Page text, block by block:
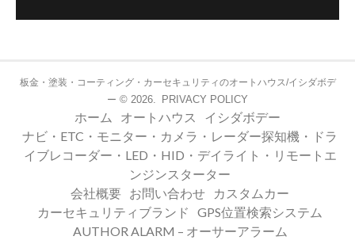
板金・塗装・コーティング・カーセキュリティのオートハウス/イシダボデ
ー © 2026. PRIVACY POLICY
ホーム オートハウス
イシダボデー
ナビ・ETC・モニター・カメラ・レーダー探知機・ドラ
イブレコーダー・LED・HID・デイライト・リモートエ
ンジンスターター
会社概要
お問い合わせ
カスタムカー
カーセキュリティブランド
GPS位置検索システム
AUTHOR ALARM – オーサーアラーム